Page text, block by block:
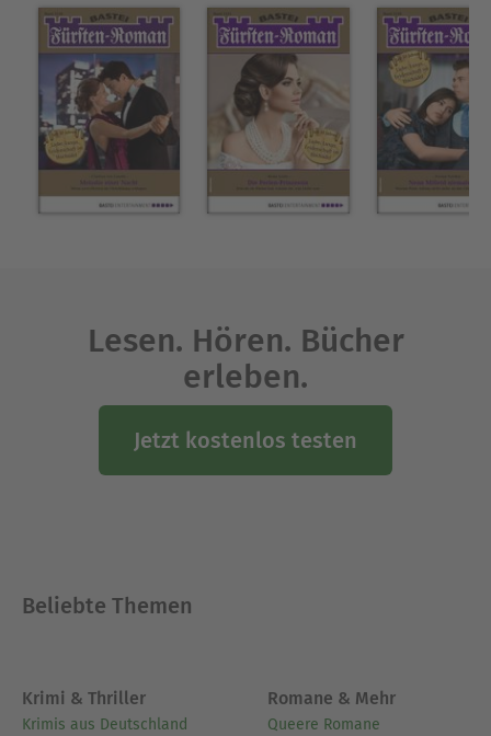
Lesen. Hören. Bücher
erleben.
Jetzt kostenlos testen
Beliebte Themen
Krimi & Thriller
Krimis aus Deutschland
Romane & Mehr
Queere Romane